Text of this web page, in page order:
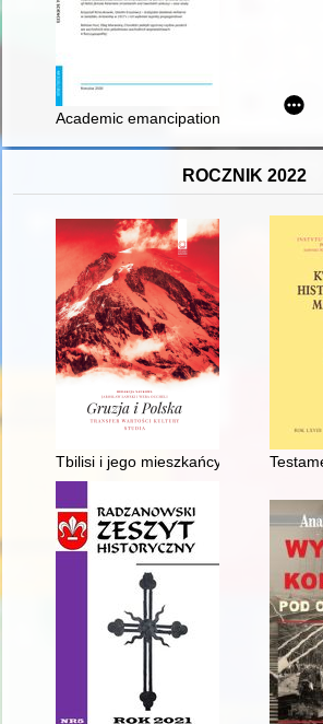
Academic emancipation of women :
ROCZNIK 2022
Tbilisi i jego mieszkańcy w połowie